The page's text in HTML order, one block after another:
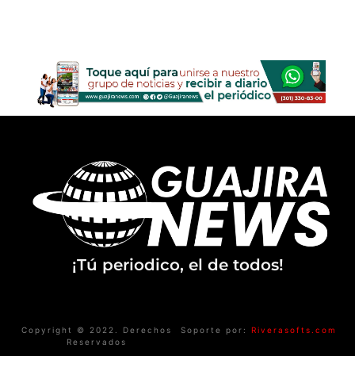
¡Tú periodico, el de todos!
Copyright © 2022. Derechos
Reservados
Soporte por: Riverasofts.com